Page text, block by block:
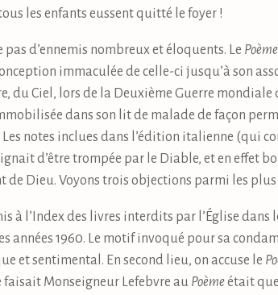
les enfants eussent quitté le foyer !
pas d’ennemis nombreux et éloquents. Le Poème
immaculée de celle-ci jusqu’à son
du Ciel, lors de la Deuxième Guerre
dans son lit de malade de façon
notes inclues dans l’édition italienne (qui
d’être trompée par le Diable, et en effet
de Dieu. Voyons trois objections parmi les
à l’Index des livres interdits par l’Église dans
années 1960. Le motif invoqué pour sa
et sentimental. En second lieu, on accuse le
Monseigneur Lefebvre au Poèmeétait